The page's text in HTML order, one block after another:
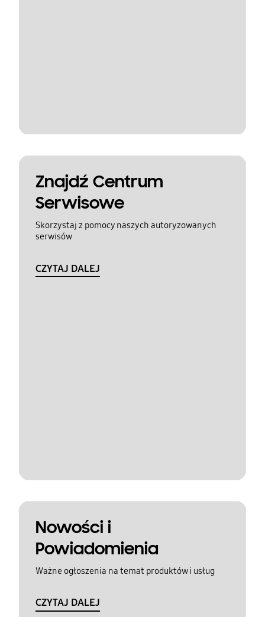
Znajdź Centrum
Serwisowe
Skorzystaj z pomocy naszych autoryzowanych
serwisów
CZYTAJ DALEJ
Nowości i
Powiadomienia
Ważne ogłoszenia na temat produktów i usług
CZYTAJ DALEJ